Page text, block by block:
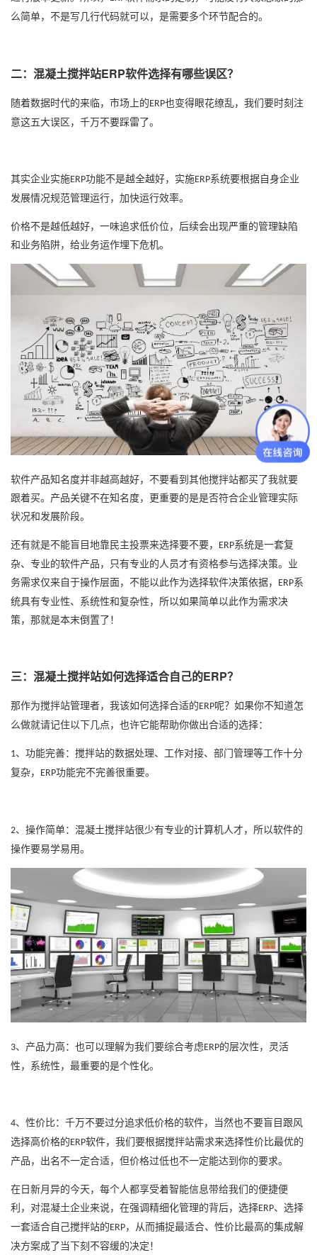
么简单，不是写几行代码就可以，是需要多个环节配合的。
二：混凝土搅拌站ERP软件选择有哪些误区？
随着数据时代的来临，市场上的 ERP也变得眼花缭乱，我们要时刻注
意这五大误区，千万不要踩雷了。
其实企业实施ERP功能不是越全越好，实施ERP系统要根据自身企业
发展情况规范管理运行，加快运行效率。
价格不是越低越好，一味追求低价位，后续会出现严重的管理缺陷
和业务陷阱，给业务运作埋下危机。
软件产品知名度并非越高越好，不要看到其他搅拌站都买了我就要
跟着买。产品关键不在知名度，更重要的是是否符合企业管理实际
状况和发展阶段。
还有就是不能盲目地靠民主投票来选择要不要， ERP系统是一套复
杂、专业的软件产品，只有专业的人员才有资格参与选择决策。业
务需求仅来自于操作层面，不能以此作为选择软件决策依据， ERP系
统具有专业性、系统性和复杂性，所以如果简单以此作为需求决
策，那就是本末倒置了！
三：混凝土搅拌站如何选择适合自己的ERP？
那作为搅拌站管理者，我该如何选择合适的ERP呢？如果你不知道怎
么做就请记住以下几点，也许它能帮助你做出合适的选择：
1、功能完善：搅拌站的数据处理、工作对接、部门管理等工作十分
复杂， ERP功能完不完善很重要。
2、操作简单：混凝土搅拌站很少有专业的计算机人才，所以软件的
操作要易学易用。
3、产品力高：也可以理解为我们要综合考虑ERP的层次性，灵活
性，系统性，最重要的是个性化。
4、性价比：千万不要过分追求低价格的软件，当然也不要盲目跟风
选择高价格的ERP软件，我们要根据搅拌站需求来选择性价比最优的
产品，出名不一定合适，但价格过低也不一定能达到你的要求。
在日新月异的今天，每个人都享受着智能信息带给我们的便捷便
利，对混凝土企业来说，在强调精细化管理的背后，选择ERP、选择
一套适合自己搅拌站的ERP，从而捕捉最适合、性价比最高的集成解
决方案成了当下刻不容缓的决定！